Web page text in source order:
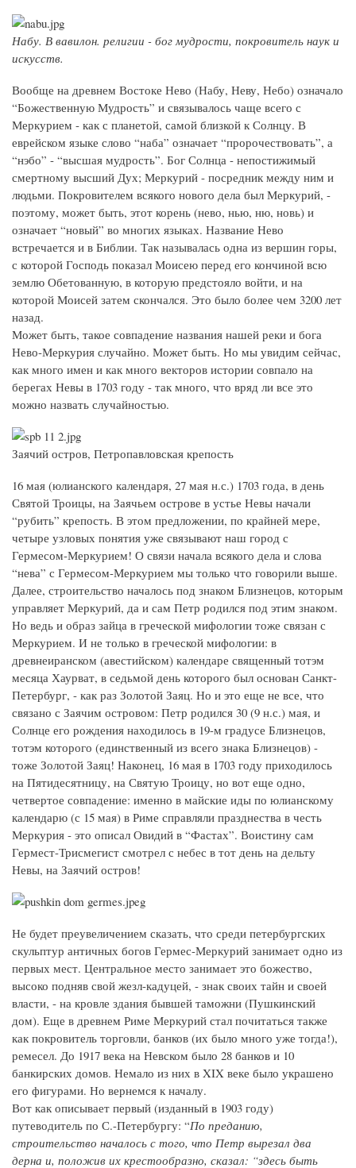
Набу. В вавилон. религии - бог мудрости, покровитель наук и
искусств.
Вообще на древнем Востоке Нево (Набу, Неву, Небо) означало
“Божественную Мудрость” и связывалось чаще всего с
Меркурием - как с планетой, самой близкой к Солнцу. В
еврейском языке слово “наба” означает “пророчествовать”, а
“нэбо” - “высшая мудрость”. Бог Солнца - непостижимый
смертному высший Дух; Меркурий - посредник между ним и
людьми. Покровителем всякого нового дела был Меркурий, -
поэтому, может быть, этот корень (нево, нью, ню, новь) и
означает “новый” во многих языках. Название Нево
встречается и в Библии. Так называлась одна из вершин горы,
с которой Господь показал Моисею перед его кончиной всю
землю Обетованную, в которую предстояло войти, и на
которой Моисей затем скончался. Это было более чем 3200 лет
назад.
Может быть, такое совпадение названия нашей реки и бога
Нево-Меркурия случайно. Может быть. Но мы увидим сейчас,
как много имен и как много векторов истории совпало на
берегах Невы в 1703 году - так много, что вряд ли все это
можно назвать случайностью.
Заячий остров, Петропавловская крепость
16 мая (юлианского календаря, 27 мая н.с.) 1703 года, в день
Святой Троицы, на Заячьем острове в устье Невы начали
“рубить” крепость. В этом предложении, по крайней мере,
четыре узловых понятия уже связывают наш город с
Гермесом-Меркурием! О связи начала всякого дела и слова
“нева” с Гермесом-Меркурием мы только что говорили выше.
Далее, строительство началось под знаком Близнецов, которым
управляет Меркурий, да и сам Петр родился под этим знаком.
Но ведь и образ зайца в греческой мифологии тоже связан с
Меркурием. И не только в греческой мифологии: в
древнеиранском (авестийском) календаре священный тотэм
месяца Хаурват, в седьмой день которого был основан Санкт-
Петербург, - как раз Золотой Заяц. Но и это еще не все, что
связано с Заячим островом: Петр родился 30 (9 н.с.) мая, и
Солнце его рождения находилось в 19-м градусе Близнецов,
тотэм которого (единственный из всего знака Близнецов) -
тоже Золотой Заяц! Наконец, 16 мая в 1703 году приходилось
на Пятидесятницу, на Святую Троицу, но вот еще одно,
четвертое совпадение: именно в майские иды по юлианскому
календарю (с 15 мая) в Риме справляли празднества в честь
Меркурия - это описал Овидий в “Фастах”. Воистину сам
Гермест-Трисмегист смотрел с небес в тот день на дельту
Невы, на Заячий остров!
Не будет преувеличением сказать, что среди петербургских
скульптур античных богов Гермес-Меркурий занимает одно из
первых мест. Центральное место занимает это божество,
высоко подняв свой жезл-кадуцей, - знак своих тайн и своей
власти, - на кровле здания бывшей таможни (Пушкинский
дом). Еще в древнем Риме Меркурий стал почитаться также
как покровитель торговли, банков (их было много уже тогда!),
ремесел. До 1917 века на Невском было 28 банков и 10
банкирских домов. Немало из них в XIX веке было украшено
его фигурами. Но вернемся к началу.
Вот как описывает первый (изданный в 1903 году)
путеводитель по С.-Петербургу: “По преданию,
строительство началось с того, что Петр вырезал два
дерна и, положив их крестообразно, сказал: “здесь быть